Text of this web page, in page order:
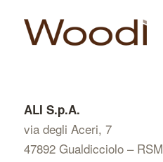
ALI S.p.A.
via degli Aceri, 7
47892 Gualdicciolo – RSM